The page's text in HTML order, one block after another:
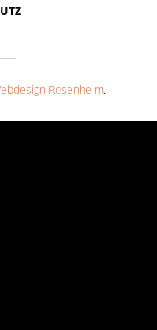
Rosenheim.